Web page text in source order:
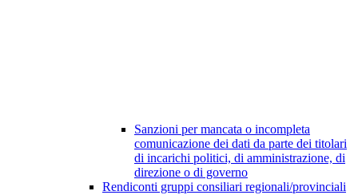
Sanzioni per mancata o incompleta
comunicazione dei dati da parte dei titolari
di incarichi politici, di amministrazione, di
direzione o di governo
Rendiconti gruppi consiliari regionali/provinciali